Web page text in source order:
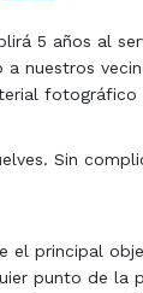
5 años al
a nuestros
fotográfico
Sin
el principal
punto de la